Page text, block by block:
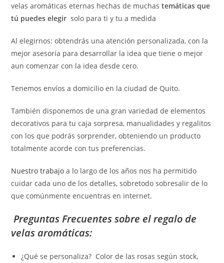
velas aromáticas eternas hechas de muchastemáticas que
tú puedes elegir solo para ti y tu a medida
Al elegirnos: obtendrás una atención personalizada, con la
mejor asesoría para desarrollar la idea que tiene o mejor
aun comenzar con la idea desde cero.
Tenemos envíos a domicilio en la ciudad de Quito.
También disponemos de una gran variedad de elementos
decorativos para tu caja sorpresa, manualidades y regalitos
con los que podrás sorprender, obteniendo un producto
totalmente acorde con tus preferencias.
Nuestro trabajo a lo largo de los años nos ha permitido
cuidar cada uno de los detalles, sobretodo sobresalir de lo
que comúnmente encuentras en internet.
Preguntas Frecuentes sobre el regalo de
velas aromáticas:
¿Qué se personaliza? Color de las rosas según stock,